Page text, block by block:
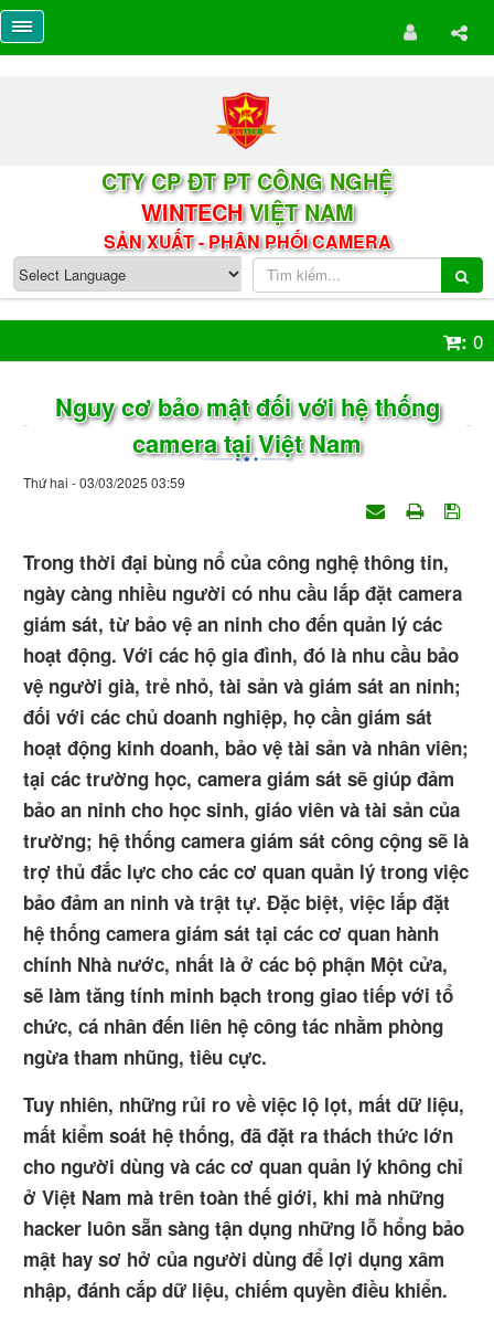
CTY CP ĐT PT CÔNG NGHỆ
WINTECHVIỆT NAM
SẢN XUẤT - PHÂN PHỐI CAMERA
: 0
Nguy cơ bảo mật đối với hệ thống
camera tại Việt Nam
Thứ hai - 03/03/2025 03:59
Trong thời đại bùng nổ của công nghệ thông tin,
ngày càng nhiều người có nhu cầu lắp đặt camera
giám sát, từ bảo vệ an ninh cho đến quản lý các
hoạt động. Với các hộ gia đình, đó là nhu cầu bảo
vệ người già, trẻ nhỏ, tài sản và giám sát an ninh;
đối với các chủ doanh nghiệp, họ cần giám sát
hoạt động kinh doanh, bảo vệ tài sản và nhân viên;
tại các trường học, camera giám sát sẽ giúp đảm
bảo an ninh cho học sinh, giáo viên và tài sản của
trường; hệ thống camera giám sát công cộng sẽ là
trợ thủ đắc lực cho các cơ quan quản lý trong việc
bảo đảm an ninh và trật tự. Đặc biệt, việc lắp đặt
hệ thống camera giám sát tại các cơ quan hành
chính Nhà nước, nhất là ở các bộ phận Một cửa,
sẽ làm tăng tính minh bạch trong giao tiếp với tổ
chức, cá nhân đến liên hệ công tác nhằm phòng
ngừa tham nhũng, tiêu cực.
Tuy nhiên, những rủi ro về việc lộ lọt, mất dữ liệu,
mất kiểm soát hệ thống, đã đặt ra thách thức lớn
cho người dùng và các cơ quan quản lý không chỉ
ở Việt Nam mà trên toàn thế giới, khi mà những
hacker luôn sẵn sàng tận dụng những lỗ hổng bảo
mật hay sơ hở của người dùng để lợi dụng xâm
nhập, đánh cắp dữ liệu, chiếm quyền điều khiển.